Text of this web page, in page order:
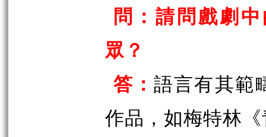
問：請問戲劇
眾？
答： 語言有其範
作品，如梅特林